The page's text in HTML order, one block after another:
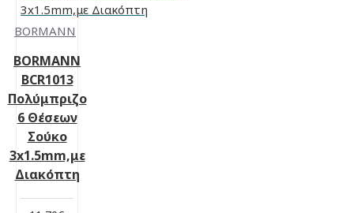
BORMANN
BORMANN
BCR1013
Πολύμπριζο
6 Θέσεων
Σούκο
3x1.5mm,με
Διακόπτη